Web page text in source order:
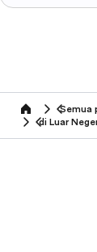
home Semua
di Luar